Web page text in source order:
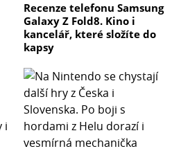
Recenze telefonu Samsung
Galaxy Z Fold8. Kino i
kancelář, které složíte do
kapsy